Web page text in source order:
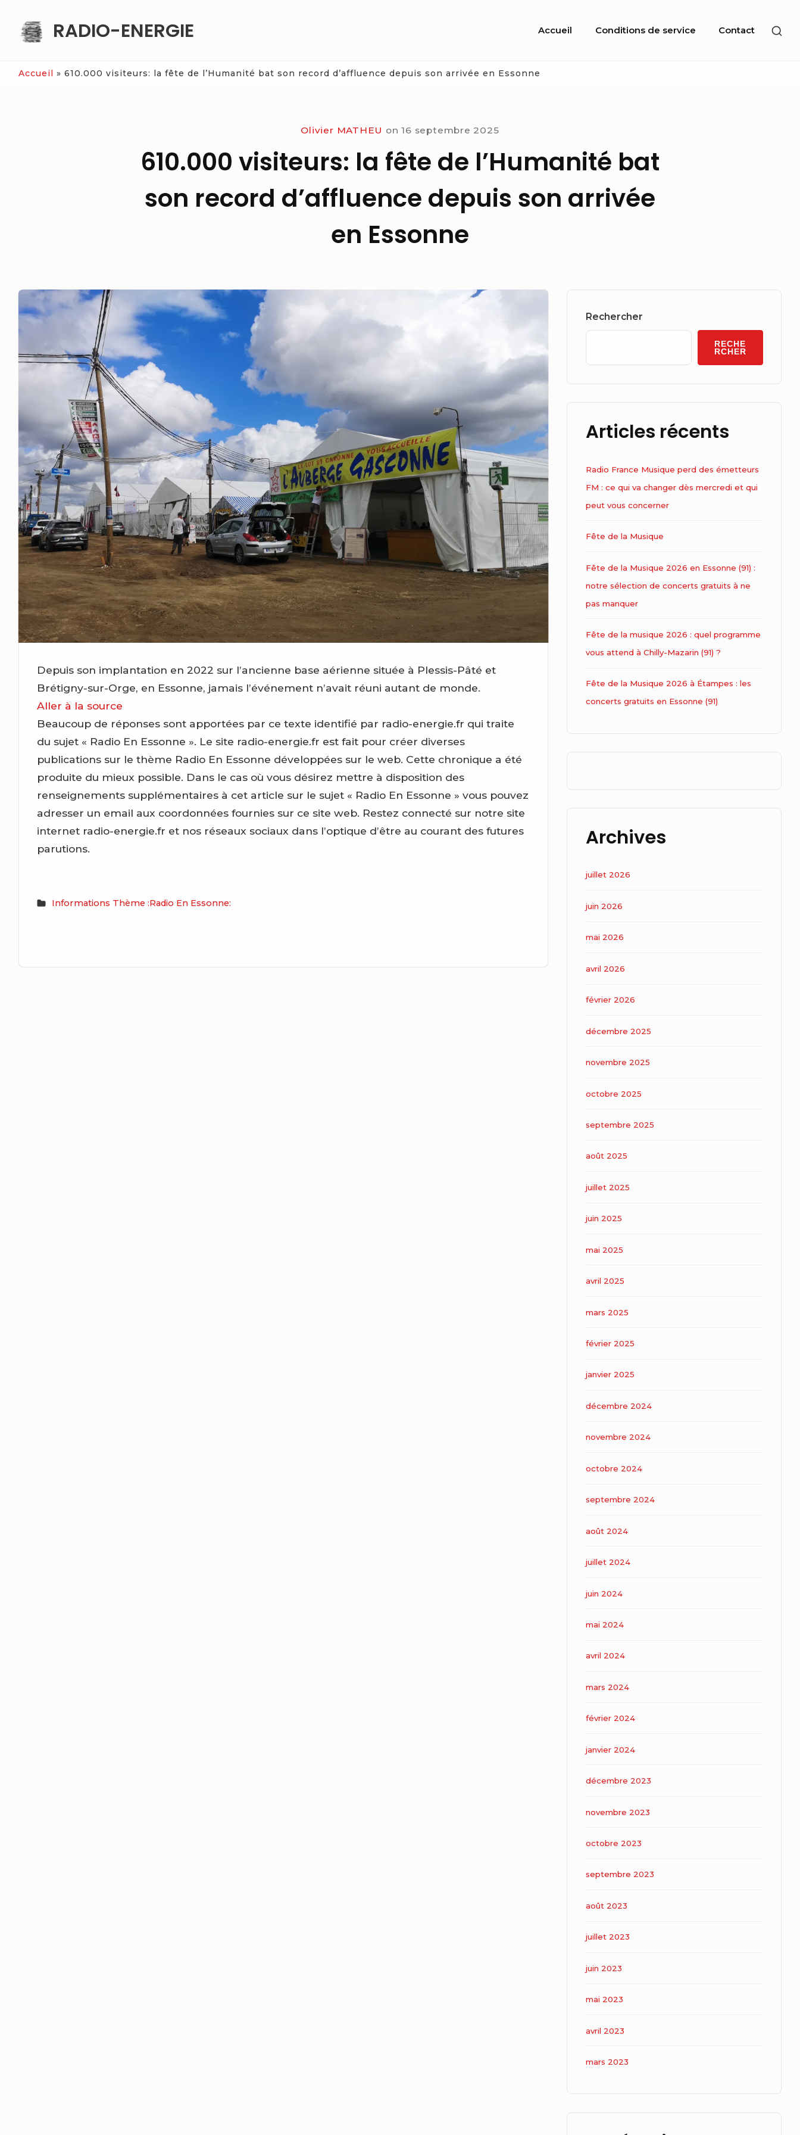
content
RADIO-ENERGIE
Site
Accueil Conditions de service Contact
Accueil » 610.000 visiteurs: la fête de l’Humanité bat son record d’affluence depuis son arrivée en Essonne
Olivier MATHEU on 16 septembre 2025
610.000 visiteurs: la fête de l’Humanité bat
son record d’affluence depuis son arrivée
en Essonne
Depuis son implantation en 2022 sur l’ancienne base aérienne située à Plessis-Pâté et
Brétigny-sur-Orge, en Essonne, jamais l’événement n’avait réuni autant de monde.
Aller à la source
Beaucoup de réponses sont apportées par ce texte identifié par radio-energie.fr qui traite
du sujet « Radio En Essonne ». Le site radio-energie.fr est fait pour créer diverses
publications sur le thème Radio En Essonne développées sur le web. Cette chronique a été
produite du mieux possible. Dans le cas où vous désirez mettre à disposition des
renseignements supplémentaires à cet article sur le sujet « Radio En Essonne » vous pouvez
adresser un email aux coordonnées fournies sur ce site web. Restez connecté sur notre site
internet radio-energie.fr et nos réseaux sociaux dans l’optique d’être au courant des futures
parutions.
Informations Thème :Radio En Essonne:
Widget
Rechercher
RECHE
RCHER
Articles récents
Radio France Musique perd des émetteurs
FM : ce qui va changer dès mercredi et qui
peut vous concerner
Fête de la Musique
Fête de la Musique 2026 en Essonne (91) :
notre sélection de concerts gratuits à ne
pas manquer
Fête de la musique 2026 : quel programme
vous attend à Chilly-Mazarin (91) ?
Fête de la Musique 2026 à Étampes : les
concerts gratuits en Essonne (91)
Archives
juillet 2026
juin 2026
mai 2026
avril 2026
février 2026
décembre 2025
novembre 2025
octobre 2025
septembre 2025
août 2025
juillet 2025
juin 2025
mai 2025
avril 2025
mars 2025
février 2025
janvier 2025
décembre 2024
novembre 2024
octobre 2024
septembre 2024
août 2024
juillet 2024
juin 2024
mai 2024
avril 2024
mars 2024
février 2024
janvier 2024
décembre 2023
novembre 2023
octobre 2023
septembre 2023
août 2023
juillet 2023
juin 2023
mai 2023
avril 2023
mars 2023